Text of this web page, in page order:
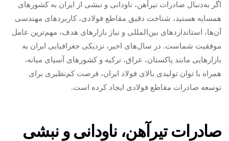
اگر به‌دنبال صادرات تیرآهن، ناودانی و نبشی از ایران به کشورهای
همسایه هستید، شناخت دقیق مقاطع فولادی، کاربردهای مهندسی
آن‌ها، استانداردهای بین‌المللی و نیاز بازارهای هدف، مهم‌ترین عامل
موفقیت شماست. در سال‌های اخیر، نزدیکی جغرافیایی ایران به
بازارهایی مانند پاکستان، عراق، ترکیه و کشورهای آسیای میانه،
همراه با توان تولیدی بالای فولاد ایران، فرصت کم‌نظیری برای
توسعه صادرات مقاطع فولادی ایجاد کرده است.
صادرات تیرآهن، ناودانی و نبشی